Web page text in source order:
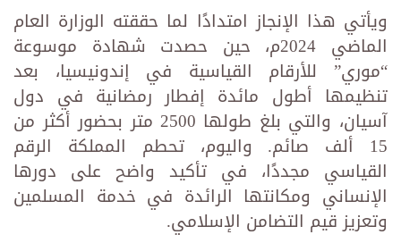
ويأتي هذا الإنجاز امتدادًا لما حققته الوزارة العام
الماضي 2024م، حين حصدت شهادة موسوعة
“موري” للأرقام القياسية في إندونيسيا، بعد
تنظيمها أطول مائدة إفطار رمضانية في دول
آسيان، والتي بلغ طولها 2500 متر بحضور أكثر من
15 ألف صائم. واليوم، تحطم المملكة الرقم
القياسي مجددًا، في تأكيد واضح على دورها
الإنساني ومكانتها الرائدة في خدمة المسلمين
وتعزيز قيم التضامن الإسلامي.